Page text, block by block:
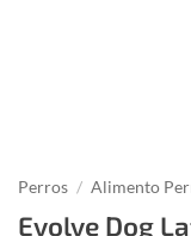
Perros / Alimento
Evolve Dog